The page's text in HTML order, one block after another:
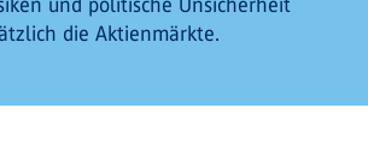
die Aktienmärkte.